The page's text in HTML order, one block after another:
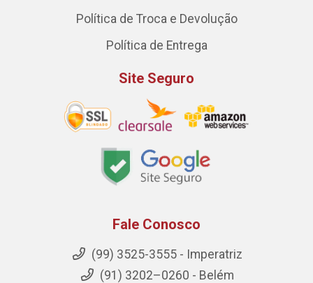
Política de Troca e Devolução
Política de Entrega
Site Seguro
Fale Conosco
(99) 3525-3555 - Imperatriz
(91) 3202–0260 - Belém